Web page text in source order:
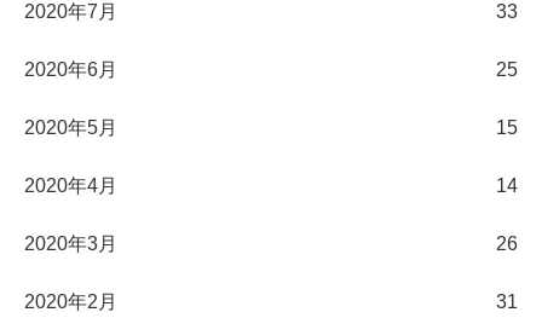
2020年7月 33
2020年6月 25
2020年5月 15
2020年4月 14
2020年3月 26
2020年2月 31